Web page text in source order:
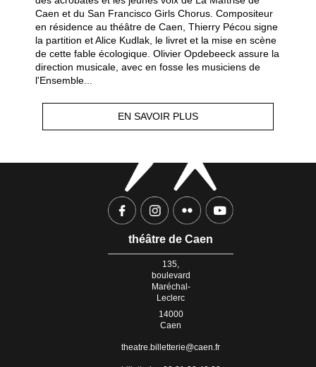
Caen et du San Francisco Girls Chorus. Compositeur
en résidence au théâtre de Caen, Thierry Pécou signe
la partition et Alice Kudlak, le livret et la mise en scène
de cette fable écologique. Olivier Opdebeeck assure la
direction musicale, avec en fosse les musiciens de
l'Ensemble...
EN SAVOIR PLUS
théâtre de Caen
135,
boulevard
Maréchal-
Leclerc
14000
Caen
theatre.billetterie@caen.fr